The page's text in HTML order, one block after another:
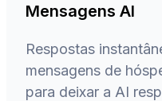
Mensagens AI
Respostas
mensagens de
para deixar a AI